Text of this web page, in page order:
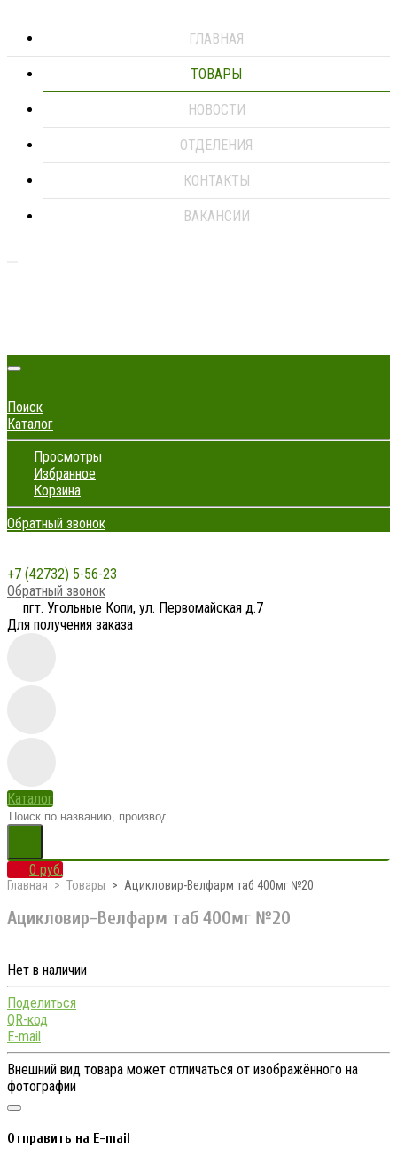
ГЛАВНАЯ
ТОВАРЫ
НОВОСТИ
ОТДЕЛЕНИЯ
КОНТАКТЫ
ВАКАНСИИ
Поиск
Каталог
Просмотры
Избранное
Корзина
Обратный звонок
+7 (42732) 5-56-23
Обратный звонок
пгт. Угольные Копи, ул. Первомайская д.7
Для получения заказа
Каталог
0 руб.
Главная Товары Ацикловир-Велфарм таб 400мг №20
Ацикловир-Велфарм таб 400мг №20
Нет в наличии
Поделиться
QR-код
E-mail
Внешний вид товара может отличаться от изображённого на
фотографии
Отправить на E-mail